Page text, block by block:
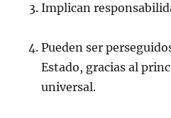
Implican
Pueden ser
Estado, gracias al
universal.